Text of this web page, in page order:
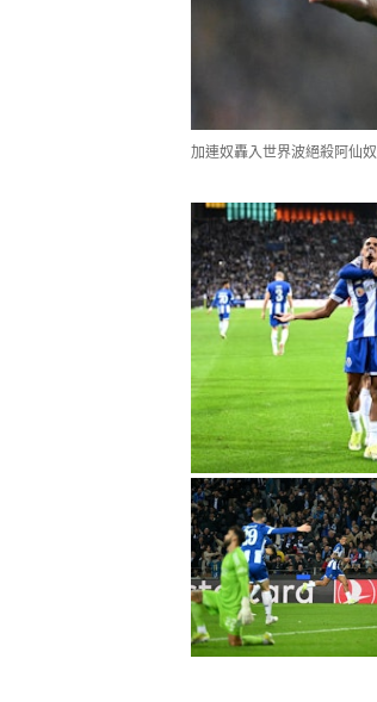
加連奴轟入世界波絕殺阿仙